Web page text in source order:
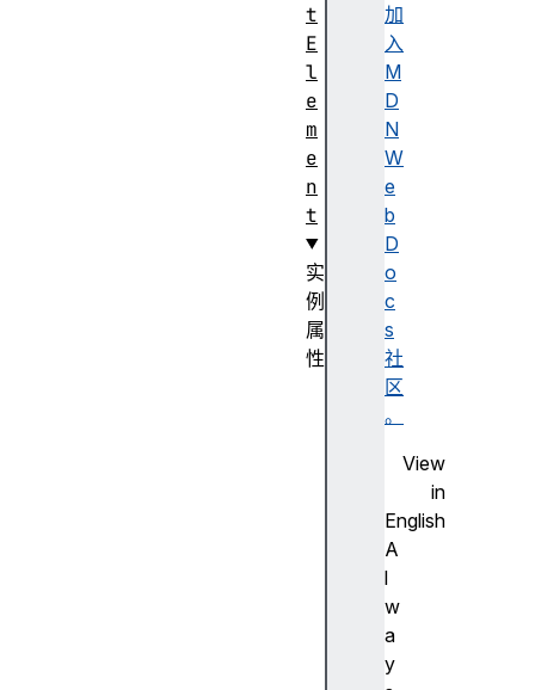
加
入
M
D
N
W
e
b
D
o
c
s
社
区
。
View
in
English
A
l
w
a
y
t
E
l
e
m
e
n
t
实
例
属
性